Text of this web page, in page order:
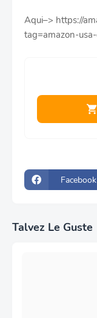
Aqui–> https://
tag=amazon-
Facebook
Talvez Le Guste